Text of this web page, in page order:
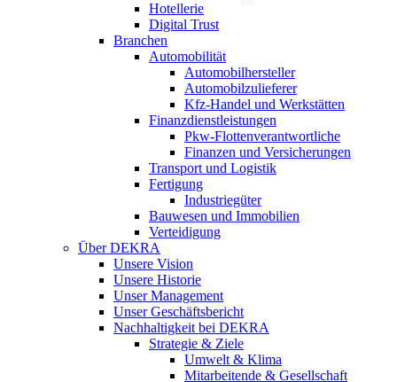
Hotellerie
Digital Trust
Branchen
Automobilität
Automobilhersteller
Automobilzulieferer
Kfz-Handel und Werkstätten
Finanzdienstleistungen
Pkw‑Flottenverantwortliche
Finanzen und Versicherungen
Transport und Logistik
Fertigung
Industriegüter
Bauwesen und Immobilien
Verteidigung
Über DEKRA
Unsere Vision
Unsere Historie
Unser Management
Unser Geschäftsbericht
Nachhaltigkeit bei DEKRA
Strategie & Ziele
Umwelt & Klima
Mitarbeitende & Gesellschaft